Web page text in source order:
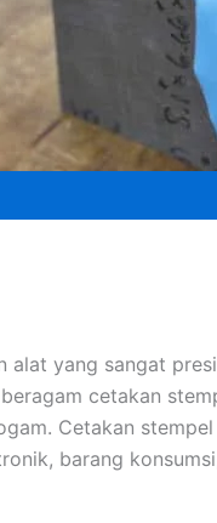
alat yang sangat
cetakan
Cetakan
barang